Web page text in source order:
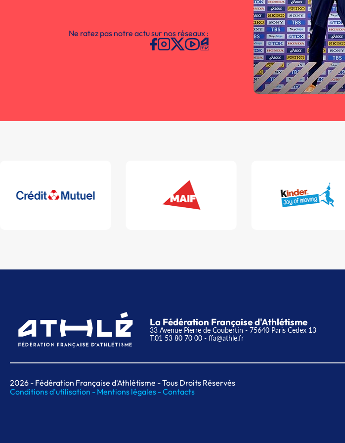
Ne ratez pas notre actu sur nos réseaux :
La Fédération Française d'Athlétisme
33 Avenue Pierre de Coubertin - 75640 Paris Cedex 13
T.01 53 80 70 00 - ffa@athle.fr
2026 - Fédération Française d'Athlétisme - Tous Droits Réservés
Conditions d'utilisation - Mentions légales -Contacts